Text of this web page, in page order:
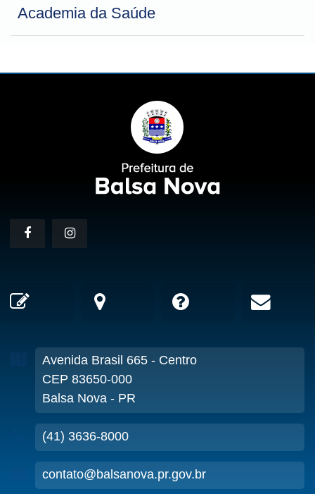
Academia da Saúde
Avenida Brasil 665 - Centro
CEP 83650-000
Balsa Nova - PR
(41) 3636-8000
contato@balsanova.pr.gov.br